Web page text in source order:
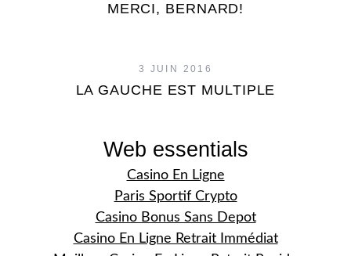
MERCI, BERNARD!
3 JUIN 2016
LA GAUCHE EST MULTIPLE
Web essentials
Casino En Ligne
Paris Sportif Crypto
Casino Bonus Sans Depot
Casino En Ligne Retrait Immédiat